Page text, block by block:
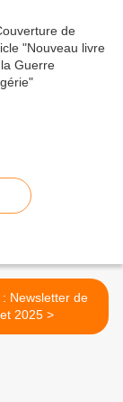
juillet 2025 >